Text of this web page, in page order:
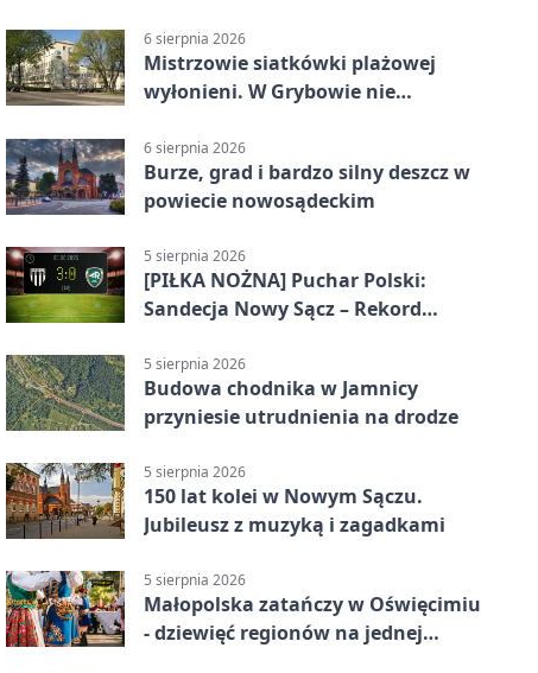
6 sierpnia 2026
Mistrzowie siatkówki plażowej
wyłonieni. W Grybowie nie
6 sierpnia 2026
Burze, grad i bardzo silny deszcz w
powiecie nowosądeckim
5 sierpnia 2026
[PIŁKA NOŻNA] Puchar Polski:
Sandecja Nowy Sącz – Rekord
5 sierpnia 2026
Budowa chodnika w Jamnicy
przyniesie utrudnienia na drodze
5 sierpnia 2026
150 lat kolei w Nowym Sączu.
Jubileusz z muzyką i zagadkami
5 sierpnia 2026
Małopolska zatańczy w Oświęcimiu
- dziewięć regionów na jednej